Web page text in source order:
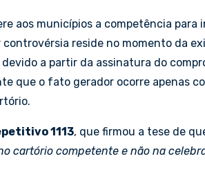
aos municípios a competência para
reside no momento da
a partir da assinatura do
que o fato gerador ocorre apenas
1113, que firmou a tese de
cartório competente e não na